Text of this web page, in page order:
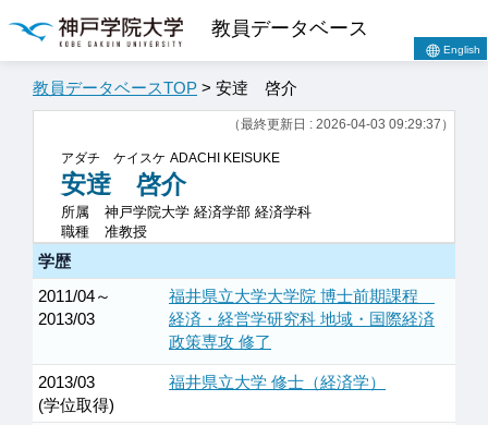
教員データベース
English
教員データベースTOP > 安逹 啓介
（最終更新日 : 2026-04-03 09:29:37）
アダチ ケイスケ ADACHI KEISUKE
安逹 啓介
所属
神戸学院大学 経済学部 経済学科
職種
准教授
学歴
2011/04～
2013/03
福井県立大学大学院 博士前期課程
経済・経営学研究科 地域・国際経済
政策専攻 修了
2013/03
(学位取得)
福井県立大学 修士（経済学）